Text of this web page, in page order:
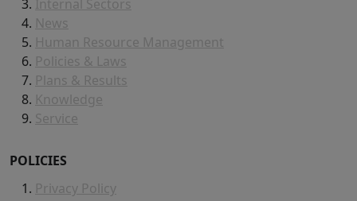
Internal Sectors
News
Human Resource Management
Policies & Laws
Plans & Results
Knowledge
Service
POLICIES
Privacy Policy